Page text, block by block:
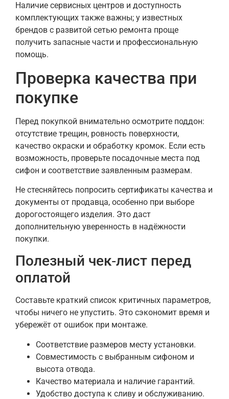
Наличие сервисных центров и доступность
комплектующих также важны; у известных
брендов с развитой сетью ремонта проще
получить запасные части и профессиональную
помощь.
Проверка качества при
покупке
Перед покупкой внимательно осмотрите поддон:
отсутствие трещин, ровность поверхности,
качество окраски и обработку кромок. Если есть
возможность, проверьте посадочные места под
сифон и соответствие заявленным размерам.
Не стесняйтесь попросить сертификаты качества и
документы от продавца, особенно при выборе
дорогостоящего изделия. Это даст
дополнительную уверенность в надёжности
покупки.
Полезный чек‑лист перед
оплатой
Составьте краткий список критичных параметров,
чтобы ничего не упустить. Это сэкономит время и
убережёт от ошибок при монтаже.
Соответствие размеров месту установки.
Совместимость с выбранным сифоном и
высота отвода.
Качество материала и наличие гарантий.
Удобство доступа к сливу и обслуживанию.